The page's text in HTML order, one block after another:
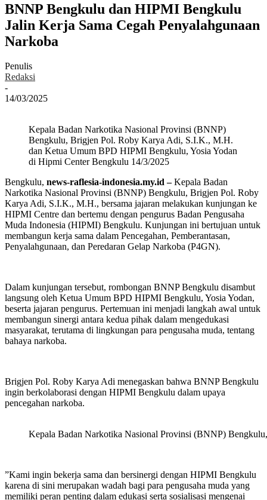
BNNP Bengkulu dan HIPMI Bengkulu
Jalin Kerja Sama Cegah Penyalahgunaan
Narkoba
Penulis
Redaksi
-
14/03/2025
Kepala Badan Narkotika Nasional Provinsi (BNNP)
Bengkulu, Brigjen Pol. Roby Karya Adi, S.I.K., M.H.
dan Ketua Umum BPD HIPMI Bengkulu, Yosia Yodan
di Hipmi Center Bengkulu 14/3/2025
Bengkulu, news-raflesia-indonesia.my.id –Kepala Badan
Narkotika Nasional Provinsi (BNNP) Bengkulu, Brigjen Pol. Roby
Karya Adi, S.I.K., M.H., bersama jajaran melakukan kunjungan ke
HIPMI Centre dan bertemu dengan pengurus Badan Pengusaha
Muda Indonesia (HIPMI) Bengkulu. Kunjungan ini bertujuan untuk
membangun kerja sama dalam Pencegahan, Pemberantasan,
Penyalahgunaan, dan Peredaran Gelap Narkoba (P4GN).
‎Dalam kunjungan tersebut, rombongan BNNP Bengkulu disambut
langsung oleh Ketua Umum BPD HIPMI Bengkulu, Yosia Yodan,
beserta jajaran pengurus. Pertemuan ini menjadi langkah awal untuk
membangun sinergi antara kedua pihak dalam mengedukasi
masyarakat, terutama di lingkungan para pengusaha muda, tentang
bahaya narkoba.
‎Brigjen Pol. Roby Karya Adi menegaskan bahwa BNNP Bengkulu
ingin berkolaborasi dengan HIPMI Bengkulu dalam upaya
pencegahan narkoba.
Kepala Badan Narkotika Nasional Provinsi (BNNP)
‎”Kami ingin bekerja sama dan bersinergi dengan HIPMI Bengkulu
karena di sini merupakan wadah bagi para pengusaha muda yang
memiliki peran penting dalam edukasi serta sosialisasi mengenai